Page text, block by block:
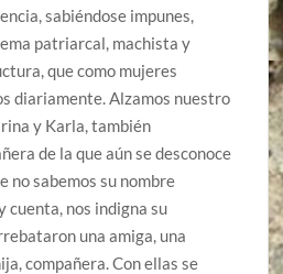
sabiéndose impunes,
patriarcal, machista y
que como mujeres
diariamente. Alzamos nuestro
y Karla, también
de la que aún se desconoce
no sabemos su nombre
cuenta, nos indigna su
una amiga, una
compañera. Con ellas se